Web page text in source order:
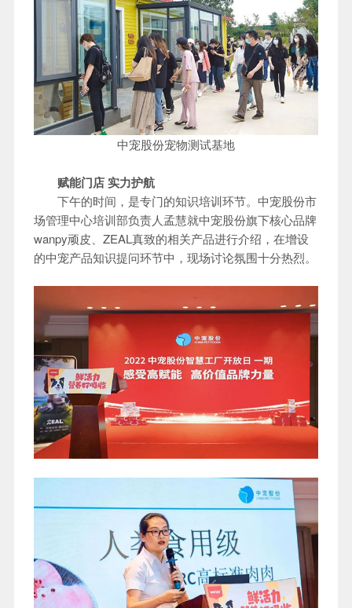
中宠股份宠物测试基地
赋能门店 实力护航
下午的时间，是专门的知识培训环节。中宠股份市
场管理中心培训部负责人孟慧就中宠股份旗下核心品牌
wanpy顽皮、ZEAL真致的相关产品进行介绍，在增设
的中宠产品知识提问环节中，现场讨论氛围十分热烈。